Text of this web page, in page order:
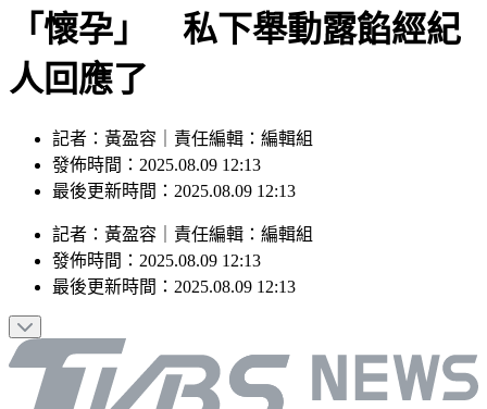
「懷孕」 私下舉動露餡經紀
人回應了
記者：黃盈容｜責任編輯：編輯組
發佈時間：2025.08.09 12:13
最後更新時間：2025.08.09 12:13
記者 ： 黃盈容 責任編輯 ： 編輯組
發佈時間： 2025.08.09 12:13
最後更新時間： 2025.08.09 12:13